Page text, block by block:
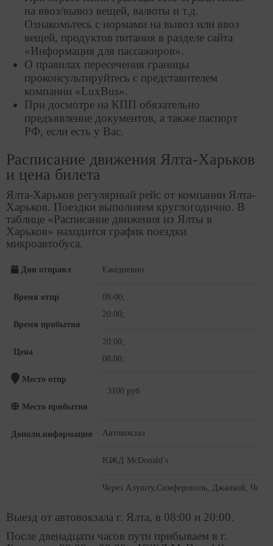
на ввоз/вывоз вещей, валюты и т.д.
Ознакомьтесь с нормами на вывоз или ввоз
вещей, продуктов питания в разделе сайта
«Информация для пассажиров».
О правилах пересечения границы
проконсультируйтесь с представителем
компании «LuxBus».
При досмотре на КПП обязательно
предъявление документов, а также паспорт
РФ, если есть у Вас.
Расписание движения Ялта-Харьков
и цена билета
Ялта-Харьков регулярный рейс от компании Ялта-
Харьков. Поездки выполняем круглогодично. В
таблице «Расписание движения из Ялты в
Харьков» находится график поездки
микроавтобуса.
Дни отправл
Время отпр
Время прибытия
Цена
Место отпр
Место прибытия
Дополн.информация
Ежедневно
08-00;
20:00;
20:00;
08:00;
3100 руб
Автовокзал
ЮЖД McDonald’s
Через Алушту,Симферополь, Джанкой,
Выезд от автовокзала г. Ялта, в 08:00 и 20:00.
После двенадцати часов пути прибываем в г.